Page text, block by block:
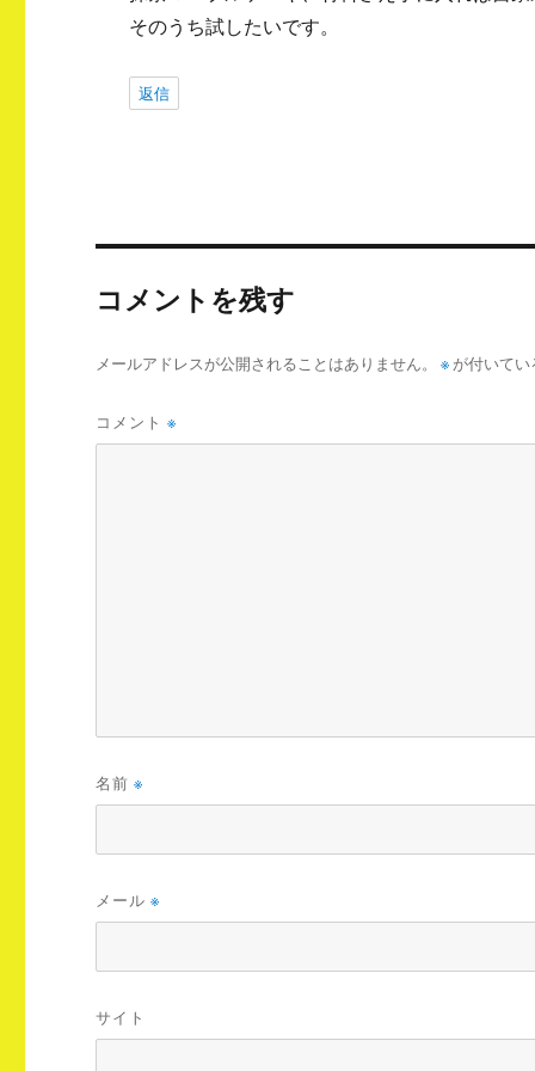
そのうち試したいです。
返信
コメントを残す
メールアドレスが公開されることはありません。 ※が付いて
コメント※
名前※
メール※
サイト